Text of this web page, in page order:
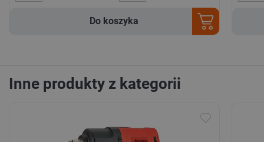
Do koszyka
Inne produkty z kategorii